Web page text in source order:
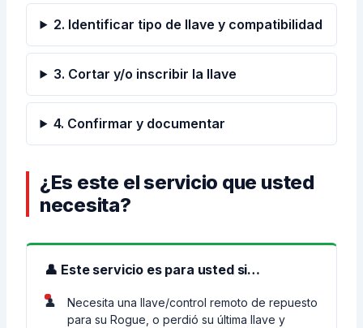
2. Identificar tipo de llave y compatibilidad
3. Cortar y/o inscribir la llave
4. Confirmar y documentar
¿Es este el servicio que usted
necesita?
👤 Este servicio es para usted si…
Necesita una llave/control remoto de repuesto
para su Rogue, o perdió su última llave y